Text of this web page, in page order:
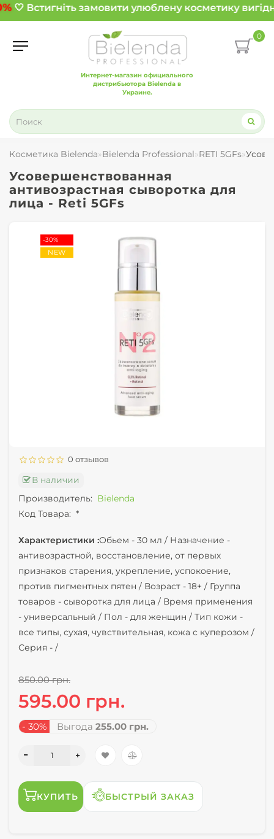
🤍 Встигніть замовити улюблену косметику
Интернет-магазин официального
дистрибьютора Bielenda в
Украине.
0
Косметика Bielenda Bielenda Professional RETI 5GFs
Усовершенствованная
антивозрастная сыворотка для
лица - Reti 5GFs
-30%
NEW
0 отзывов
В наличии
Производитель: Bielenda
Код Товара: *
Характеристики :Обьем - 30 мл / Назначение -
антивозрастной, восстановление, от первых
признаков старения, укрепление, успокоение,
против пигментных пятен / Возраст - 18+ / Группа
товаров - сыворотка для лица / Время применения
- универсальный / Пол - для женщин / Тип кожи -
все типы, сухая, чувствительная, кожа с куперозом /
Серия - /
850.00 грн.
595.00 грн.
- 30% Выгода 255.00 грн.
КУПИТЬ БЫСТРЫЙ ЗАКАЗ